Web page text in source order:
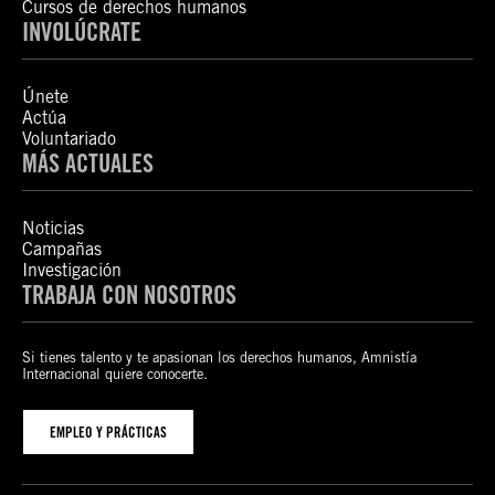
Cursos de derechos humanos
INVOLÚCRATE
Únete
Actúa
Voluntariado
MÁS ACTUALES
Noticias
Campañas
Investigación
TRABAJA CON NOSOTROS
Si tienes talento y te apasionan los derechos humanos, Amnistía
Internacional quiere conocerte.
EMPLEO Y PRÁCTICAS